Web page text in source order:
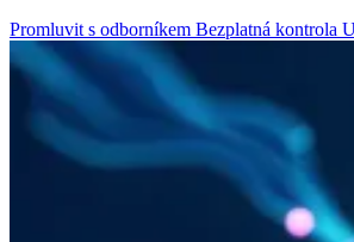
Promluvit s odborníkem Bezplatná kontrola